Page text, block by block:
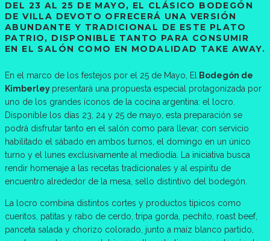
DEL 23 AL 25 DE MAYO, EL CLÁSICO BODEGÓN
DE VILLA DEVOTO OFRECERÁ UNA VERSIÓN
ABUNDANTE Y TRADICIONAL DE ESTE PLATO
PATRIO, DISPONIBLE TANTO PARA CONSUMIR
EN EL SALÓN COMO EN MODALIDAD TAKE AWAY.
En el marco de los festejos por el 25 de Mayo, El Bodegón de
Kimberley presentará una propuesta especial protagonizada por
uno de los grandes íconos de la cocina argentina: el locro.
Disponible los días 23, 24 y 25 de mayo, esta preparación se
podrá disfrutar tanto en el salón como para llevar, con servicio
habilitado el sábado en ambos turnos, el domingo en un único
turno y el lunes exclusivamente al mediodía. La iniciativa busca
rendir homenaje a las recetas tradicionales y al espíritu de
encuentro alrededor de la mesa, sello distintivo del bodegón.
La locro combina distintos cortes y productos típicos como
cueritos, patitas y rabo de cerdo, tripa gorda, pechito, roast beef,
panceta salada y chorizo colorado, junto a maíz blanco partido,